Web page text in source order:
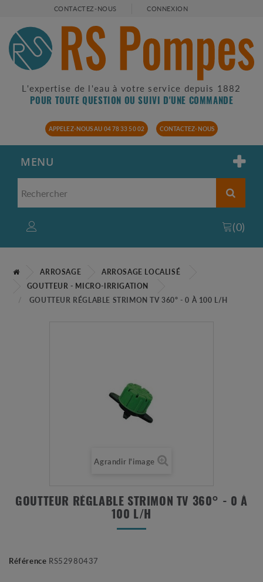
CONTACTEZ-NOUS CONNEXION
L'expertise de l'eau à votre service depuis 1882
POUR TOUTE QUESTION OU SUIVI D'UNE COMMANDE
APPELEZ-NOUS AU 04 78 33 50 02 CONTACTEZ-NOUS
MENU
(0)
ARROSAGE
ARROSAGE LOCALISÉ
GOUTTEUR - MICRO-IRRIGATION
GOUTTEUR RÉGLABLE STRIMON TV 360° - 0 À 100 L/H
Agrandir l'image
GOUTTEUR RÉGLABLE STRIMON TV 360° - 0 À
100 L/H
Référence RS52980437